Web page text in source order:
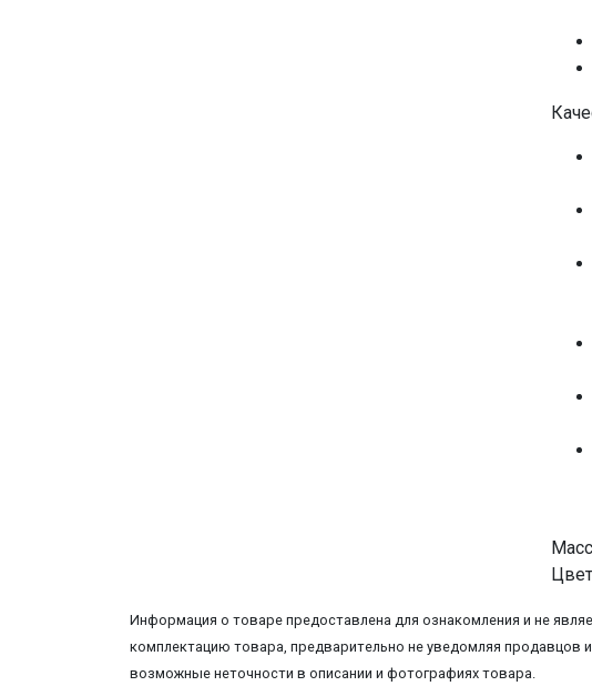
Информация о товаре предоставлена для ознакомления и не
комплектацию товара, предварительно не уведомляя продавцов
возможные неточности в описании и фотографиях товара.